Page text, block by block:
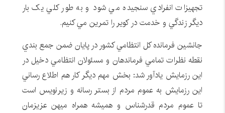
تجهيزات انفرادي سنجيده مي شود و به طور کلي يک بار
ديگر زندگي و خدمت در کوير را تمرين مي کنيم.
جانشين فرمانده کل انتظامي کشور در پايان ضمن جمع بندي
نقطه نظرات تمامي فرماندهان و مسئولان انتظامي دخيل در
اين رزمايش يادآور شد: بخش مهم ديگر کار هم اطلاع رساني
اين رزمايش به عموم مردم از بستر رسانه و زيرنويس است
تا عموم مردم قدرشناس و هميشه همراه ميهن عزيزمان